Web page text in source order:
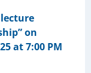
on
at 7:00 PM